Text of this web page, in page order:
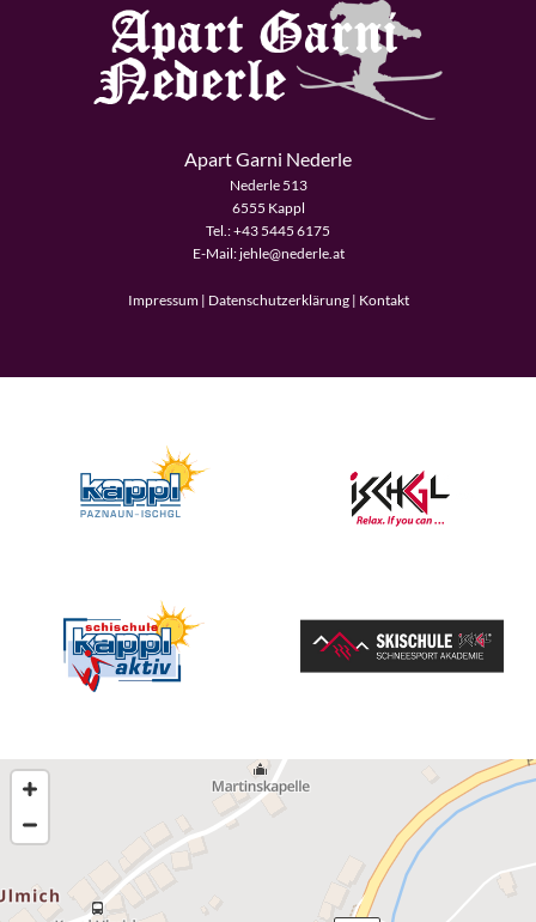
Apart Garni Nederle
Nederle 513
6555 Kappl
Tel.:+43 5445 6175
E-Mail:jehle@nederle.at
Impressum| Datenschutzerklärung| Kontakt